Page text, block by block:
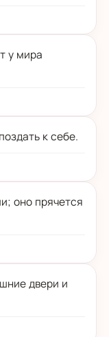
у мира
к себе.
оно прячется
двери и